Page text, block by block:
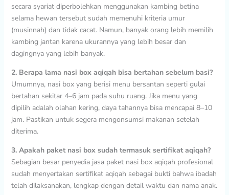
secara syariat diperbolehkan menggunakan kambing betina
selama hewan tersebut sudah memenuhi kriteria umur
(musinnah) dan tidak cacat. Namun, banyak orang lebih memilih
kambing jantan karena ukurannya yang lebih besar dan
dagingnya yang lebih banyak.
2. Berapa lama nasi box aqiqah bisa bertahan sebelum basi?
Umumnya, nasi box yang berisi menu bersantan seperti gulai
bertahan sekitar 4–6 jam pada suhu ruang. Jika menu yang
dipilih adalah olahan kering, daya tahannya bisa mencapai 8–10
jam. Pastikan untuk segera mengonsumsi makanan setelah
diterima.
3. Apakah paket nasi box sudah termasuk sertifikat aqiqah?
Sebagian besar penyedia jasa paket nasi box aqiqah profesional
sudah menyertakan sertifikat aqiqah sebagai bukti bahwa ibadah
telah dilaksanakan, lengkap dengan detail waktu dan nama anak.